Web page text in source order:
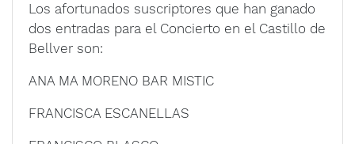
Los afortunados suscriptores que han ganado
dos entradas para el Concierto en el Castillo de
Bellver son:
ANA MA MORENO BAR MISTIC
FRANCISCA ESCANELLAS